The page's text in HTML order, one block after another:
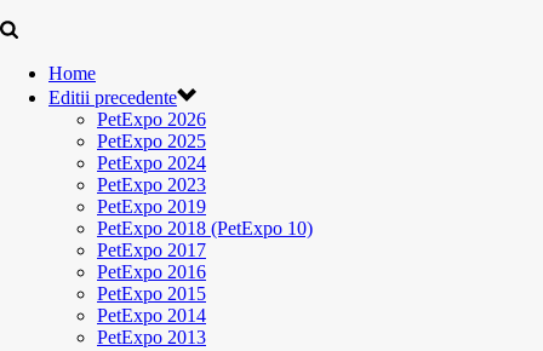
Home
Editii precedente
PetExpo 2026
PetExpo 2025
PetExpo 2024
PetExpo 2023
PetExpo 2019
PetExpo 2018 (PetExpo 10)
PetExpo 2017
PetExpo 2016
PetExpo 2015
PetExpo 2014
PetExpo 2013